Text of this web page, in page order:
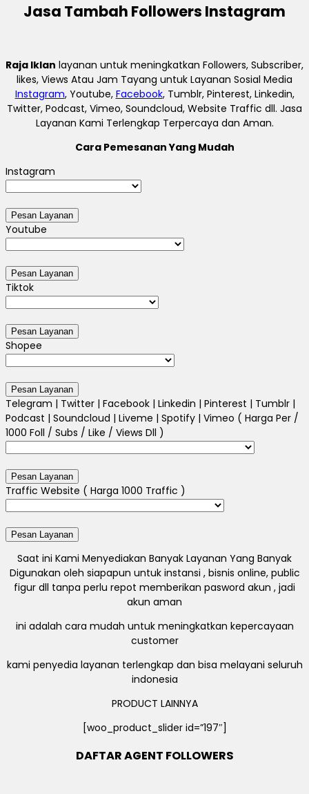
Jasa Tambah Followers Instagram
Raja Iklan layanan untuk meningkatkan Followers, Subscriber,
likes, Views Atau Jam Tayang untuk Layanan Sosial Media
Instagram, Youtube, Facebook, Tumblr, Pinterest, Linkedin,
Twitter, Podcast, Vimeo, Soundcloud, Website Traffic dll. Jasa
Layanan Kami Terlengkap Terpercaya dan Aman.
Cara Pemesanan Yang Mudah
Instagram
Youtube
Tiktok
Shopee
Telegram | Twitter | Facebook | Linkedin | Pinterest | Tumblr |
Podcast | Soundcloud | Liveme | Spotify | Vimeo ( Harga Per /
1000 Foll / Subs / Like / Views Dll )
Traffic Website ( Harga 1000 Traffic )
Saat ini Kami Menyediakan Banyak Layanan Yang Banyak
Digunakan oleh siapapun untuk instansi , bisnis online, public
figur dll tanpa perlu repot memberikan pasword akun , jadi
akun aman
ini adalah cara mudah untuk meningkatkan kepercayaan
customer
kami penyedia layanan terlengkap dan bisa melayani seluruh
indonesia
PRODUCT LAINNYA
[woo_product_slider id=”197″]
DAFTAR AGENT FOLLOWERS